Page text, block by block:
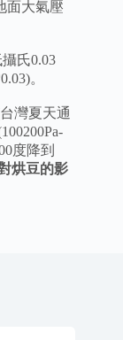
面大氣壓
氏0.03
。
灣夏天通
度降到
烘豆的影